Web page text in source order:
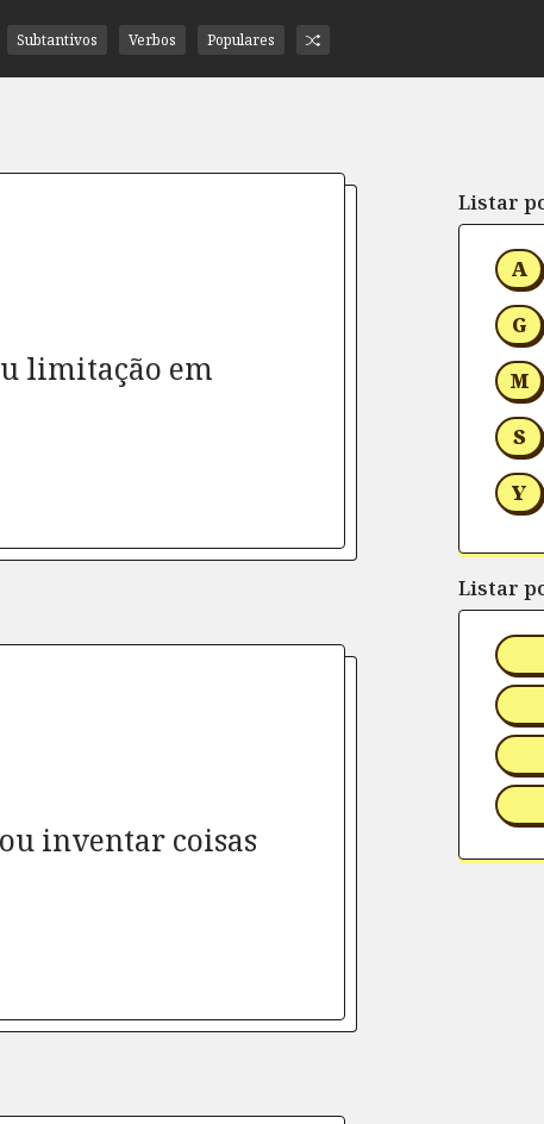
Subtantivos Verbos Populares
limitação em
inventar coisas
Listar
A
G
M
S
Y
Listar